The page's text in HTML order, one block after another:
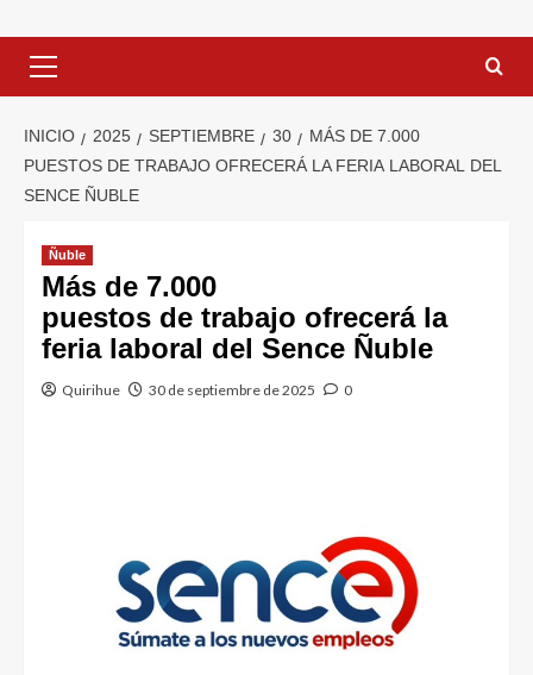
INICIO 2025 SEPTIEMBRE 30
MÁS DE 7.000
PUESTOS DE TRABAJO OFRECERÁ LA FERIA LABORAL DEL
SENCE ÑUBLE
Ñuble
Más de 7.000
puestos de trabajo ofrecerá la
feria laboral del Sence Ñuble
Quirihue 30 de septiembre de 2025 0